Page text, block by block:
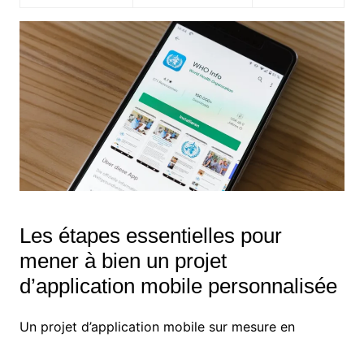
Les étapes essentielles pour
mener à bien un projet
d’application mobile personnalisée
Un projet d’application mobile sur mesure en